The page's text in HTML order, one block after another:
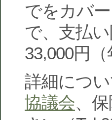
でをカバ
で、支払
33,000円
詳細につい
協議会、